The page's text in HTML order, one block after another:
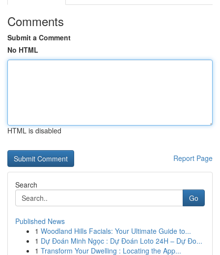
Comments
Submit a Comment
No HTML
HTML is disabled
Report Page
Search
Go
Published News
1 Woodland Hills Facials: Your Ultimate Guide to...
1 Dự Đoán Minh Ngọc : Dự Đoán Loto 24H – Dự Đo...
1 Transform Your Dwelling : Locating the App...